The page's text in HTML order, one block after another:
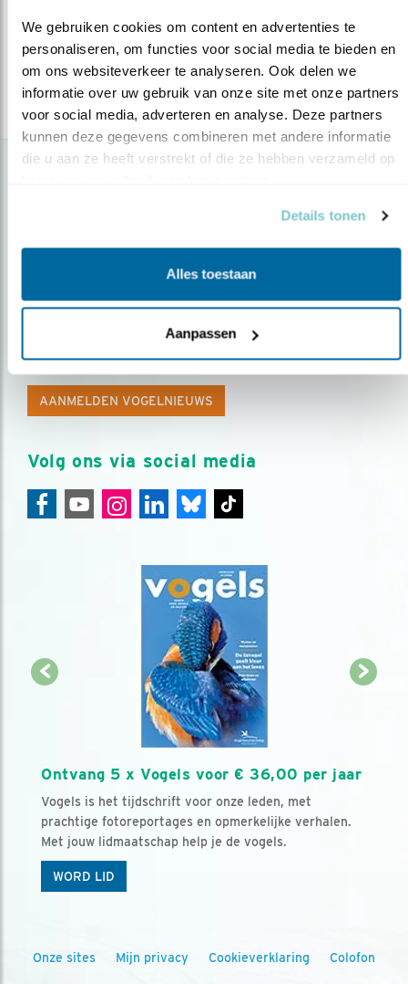
We gebruiken cookies om content en advertenties te
personaliseren, om functies voor social media te bieden en
om ons websiteverkeer te analyseren. Ook delen we
informatie over uw gebruik van onze site met onze partners
voor social media, adverteren en analyse. Deze partners
kunnen deze gegevens combineren met andere informatie
die u aan ze heeft verstrekt of die ze hebben verzameld op
Details tonen
Alles toestaan
Aanpassen
vogelexcursies voor kinderen.
lees meer
Op de hoogte blijven?
Meld je aan en ontvang nieuws, inspiratie, acties en tips
AANMELDEN VOGELNIEUWS
Volg ons via social media
Ontvang 5 x Vogels voor € 36,00 per jaar
Vogels is het tijdschrift voor onze leden, met
prachtige fotoreportages en opmerkelijke verhalen.
Met jouw lidmaatschap help je de vogels.
WORD LID
Onze sites Mijn privacy Cookieverklaring Colofon